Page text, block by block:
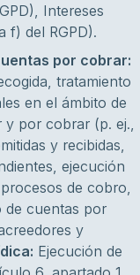
Intereses
f) del RGPD).
por cobrar:
tratamiento
en el ámbito de
y por cobrar (p. ej.,
y recibidas,
ejecución
de cobro,
de cuentas por
y
Ejecución de